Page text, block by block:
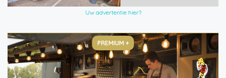
Uw advertentie hier?
PREMIUM +